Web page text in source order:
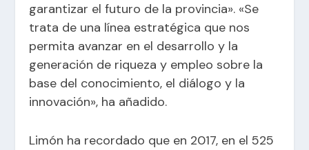
garantizar el futuro de la provincia». «Se
trata de una línea estratégica que nos
permita avanzar en el desarrollo y la
generación de riqueza y empleo sobre la
base del conocimiento, el diálogo y la
innovación», ha añadido.
Limón ha recordado que en 2017, en el 525